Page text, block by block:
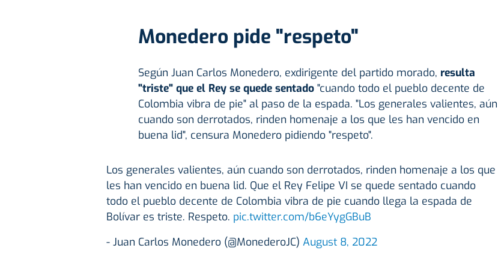
Monedero pide "respeto"
Según Juan Carlos Monedero, exdirigente del partido morado, resulta
"triste" que el Rey se quede sentado"cuando todo el pueblo decente de
Colombia vibra de pie" al paso de la espada. "Los generales valientes, aún
cuando son derrotados, rinden homenaje a los que les han vencido en
buena lid", censura Monedero pidiendo "respeto".
Los generales valientes, aún cuando son derrotados, rinden homenaje a los que
les han vencido en buena lid. Que el Rey Felipe VI se quede sentado cuando
todo el pueblo decente de Colombia vibra de pie cuando llega la espada de
Bolívar es triste. Respeto. pic.twitter.com/b6eYygGBuB
- Juan Carlos Monedero (@MonederoJC) August 8, 2022